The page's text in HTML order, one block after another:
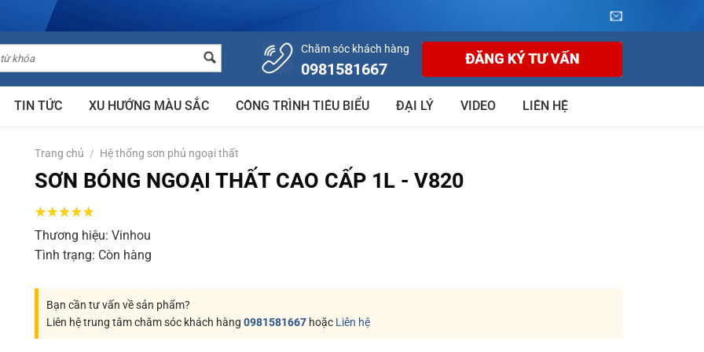
Chăm sóc khách hàng
0981581667
TIN TỨC XU HƯỚNG MÀU SẮC CÔNG TRÌNH TIÊU BIỂU ĐẠI LÝ VIDEO LIÊN HỆ
Trang chủ / Hệ thống sơn phủ ngoại thất
SƠN BÓNG NGOẠI THẤT CAO CẤP 1L - V820
Thương hiệu: Vinhou
Tình trạng: Còn hàng
Bạn cần tư vấn về sản phẩm?
Liên hệ trung tâm chăm sóc khách hàng 0981581667hoặc Liên hệ